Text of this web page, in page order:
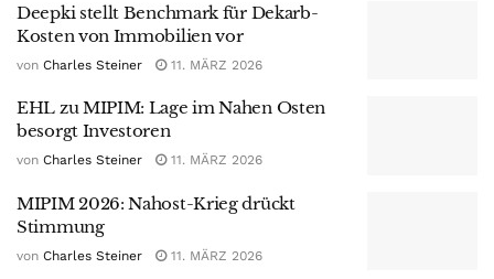
Deepki stellt Benchmark für Dekarb-
Kosten von Immobilien vor
von Charles Steiner 11. MÄRZ 2026
EHL zu MIPIM: Lage im Nahen Osten
besorgt Investoren
von Charles Steiner 11. MÄRZ 2026
MIPIM 2026: Nahost-Krieg drückt
Stimmung
von Charles Steiner 11. MÄRZ 2026